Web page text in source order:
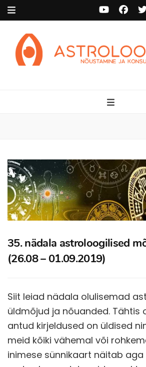
35. nädala astroloogilised
(26.08 – 01.09.2019)
Siit leiad nädala olulisemad
üldmõjud ja nõuanded. Tähtis
antud kirjeldused on üldised
meid kõiki vähemal või
inimese sünnikaart näitab